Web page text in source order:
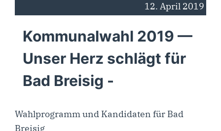
12. April 2019
Kommunalwahl 2019 —
Unser Herz schlägt für
Bad Breisig -
Wahl­pro­gramm und Kan­di­da­ten für Bad
Breisig